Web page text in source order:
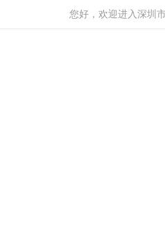
您好，欢迎进入深圳